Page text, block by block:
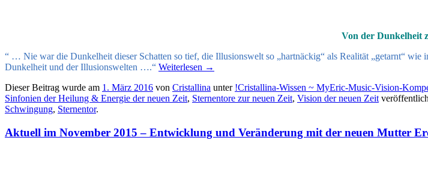
Von der Dunkelheit
“ … Nie war die Dunkelheit dieser Schatten so tief, die Illusionswelt so „hartnäckig“ als Realität „getarnt“
Dunkelheit und der Illusionswelten ….“ Weiterlesen →
Dieser Beitrag wurde am 1. März 2016 von Cristallina unter !Cristallina-Wissen ~ MyEric-Music-Vision-
Sinfonien der Heilung & Energie der neuen Zeit, Sternentore zur neuen Zeit, Vision der neuen Zeit
Schwingung, Sternentor.
Aktuell im November 2015 – Entwicklung und Veränderung mit der neuen Mutter